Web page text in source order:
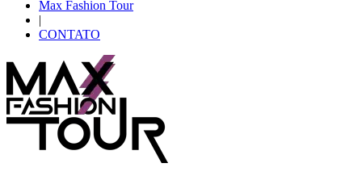
Max Fashion Tour
|
CONTATO